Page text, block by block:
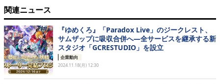
関連ニュース
『ゆめくろ』「Paradox Live」のジークレスト、
サムザップに吸収合併へ―全サービスを継承する新
スタジオ「GCRESTUDIO」を設立
企業動向
2024.11.18(月) 12:30